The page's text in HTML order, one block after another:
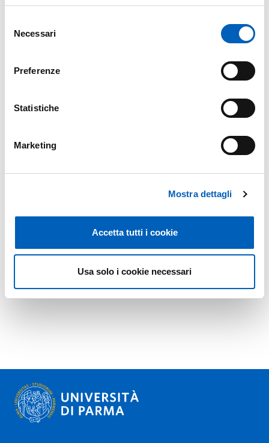
delNecessari
Preferenze
Statistiche
Marketing
Mostra dettagli
Accetta tutti i cookie
Usa solo i cookie necessari